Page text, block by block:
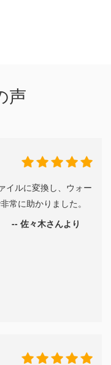
声
イルに変換し、ウォー
常に助かりました。
-- 佐々木さんより